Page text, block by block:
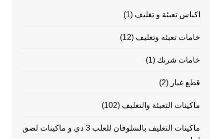
اكياس تعبئة و تغليف (1)
خامات تعبئه وتغليف (12)
خامات شرنك (1)
قطع غيار (2)
ماكينات التعبئة والتغليف (102)
ماكينات التغليف بالسلوفان للعلب 3 دي و ماكينات لصق